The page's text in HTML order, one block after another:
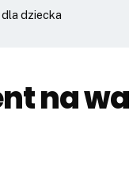
dziecka
na